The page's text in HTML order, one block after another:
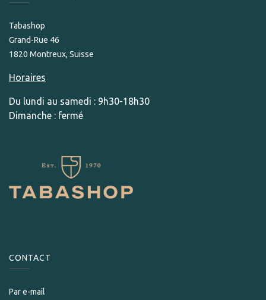
Tabashop
Grand-Rue 46
1820 Montreux, Suisse
Horaires
Du lundi au samedi : 9h30-18h30
Dimanche : fermé
CONTACT
Par e-mail